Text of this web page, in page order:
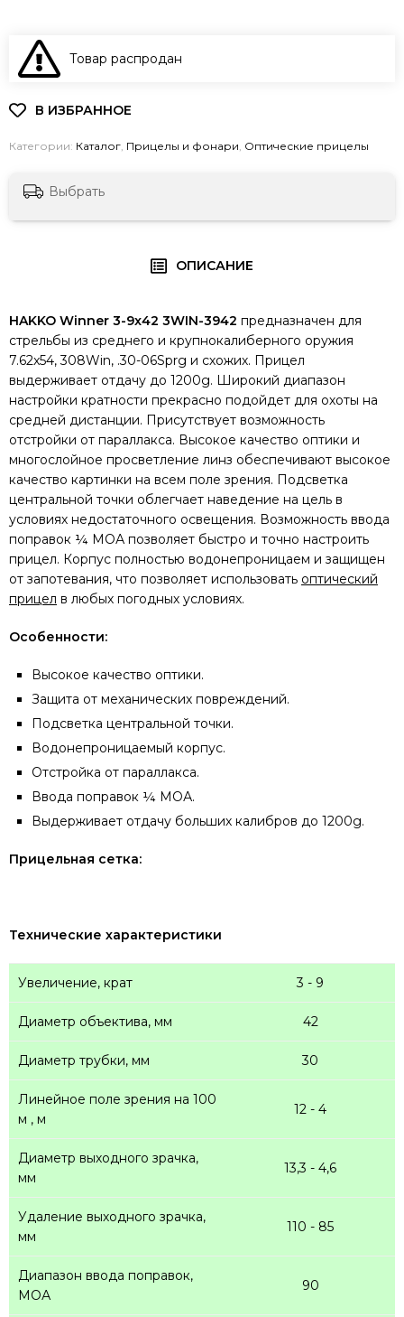
Товар распродан
Категории: Каталог, Прицелы и фонари, Оптические прицелы
Выбрать
ОПИСАНИЕ
HAKKO Winner 3-9x42 3WIN-3942 предназначен для
стрельбы из среднего и крупнокалиберного оружия
7.62x54, 308Win, .30-06Sprg и схожих. Прицел
выдерживает отдачу до 1200g. Широкий диапазон
настройки кратности прекрасно подойдет для охоты на
средней дистанции. Присутствует возможность
отстройки от параллакса. Высокое качество оптики и
многослойное просветление линз обеспечивают высокое
качество картинки на всем поле зрения. Подсветка
центральной точки облегчает наведение на цель в
условиях недостаточного освещения. Возможность ввода
поправок ¼ МОА позволяет быстро и точно настроить
прицел. Корпус полностью водонепроницаем и защищен
от запотевания, что позволяет использовать оптический
прицел в любых погодных условиях.
Особенности:
Высокое качество оптики.
Защита от механических повреждений.
Подсветка центральной точки.
Водонепроницаемый корпус.
Отстройка от параллакса.
Ввода поправок ¼ МОА.
Выдерживает отдачу больших калибров до 1200g.
Прицельная сетка:
Технические характеристики
Увеличение, крат 3 - 9
Диаметр объектива, мм 42
Диаметр трубки, мм 30
Линейное поле зрения на 100
м , м
12 - 4
Диаметр выходного зрачка,
мм
13,3 - 4,6
Удаление выходного зрачка,
мм
110 - 85
Диапазон ввода поправок,
МОА
90